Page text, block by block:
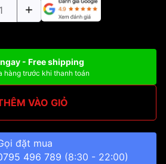
- Free shipping
hàng trước khi thanh toán
VÀO GIỎ
đặt mua
496 789 (8:30 - 22:00)